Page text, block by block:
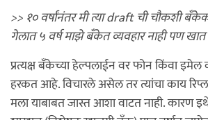
>> १० वर्षांनंतर मी त्या draft ची चौकशी
गेलात ५ वर्ष माझे बँकेत व्यवहार नाही पण
प्रत्यक्ष बँकेच्या हेल्पलाईन वर फोन किंवा
हरकत आहे. विचारले असेल तर त्यांचा काय
मला याबाबत जास्त आशा वाटत नाही. कारण